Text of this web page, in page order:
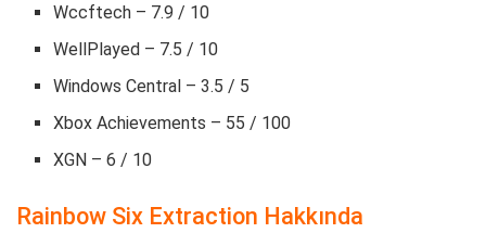
Wccftech – 7.9 / 10
WellPlayed – 7.5 / 10
Windows Central – 3.5 / 5
Xbox Achievements – 55 / 100
XGN – 6 / 10
Rainbow Six Extraction Hakkında